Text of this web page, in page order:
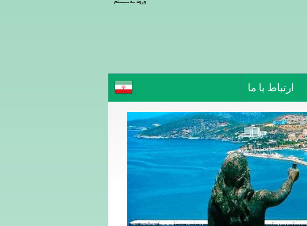
ورود به سیستم
ارتباط با ما